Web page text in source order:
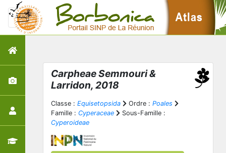
Carpheae Semmouri &
Larridon, 2018
Classe : Equisetopsida Ordre : Poales
Famille : Cyperaceae
Sous-Famille :
Cyperoideae